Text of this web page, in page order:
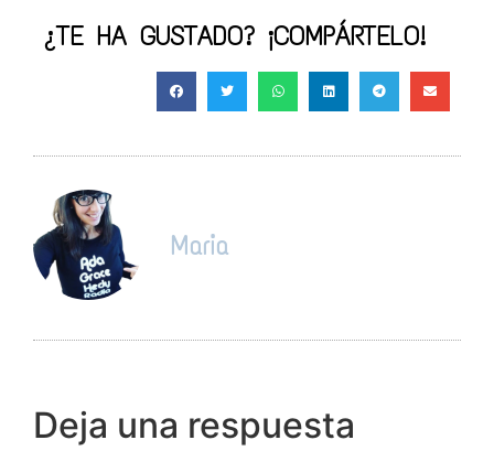
¿TE HA GUSTADO? ¡COMPÁRTELO!
Maria
Deja una respuesta